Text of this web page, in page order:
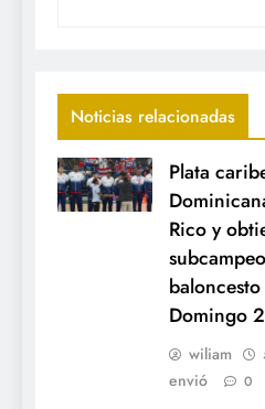
Noticias relacionadas
Plata
Rico y
Domingo
wiliam
envió
0